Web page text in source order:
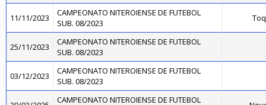
11/11/2023
CAMPEONATO NITEROIENSE DE FUTEBOL
SUB. 08/2023
25/11/2023
CAMPEONATO NITEROIENSE DE FUTEBOL
SUB. 08/2023
03/12/2023
CAMPEONATO NITEROIENSE DE FUTEBOL
SUB. 08/2023
CAMPEONATO NITEROIENSE DE FUTEBOL